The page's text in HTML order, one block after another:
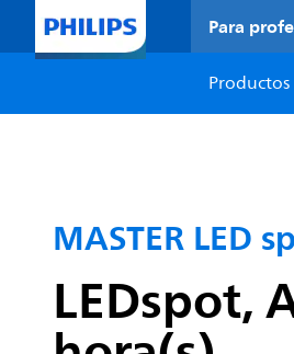
Para
Productos
MASTER LED
LEDspot,